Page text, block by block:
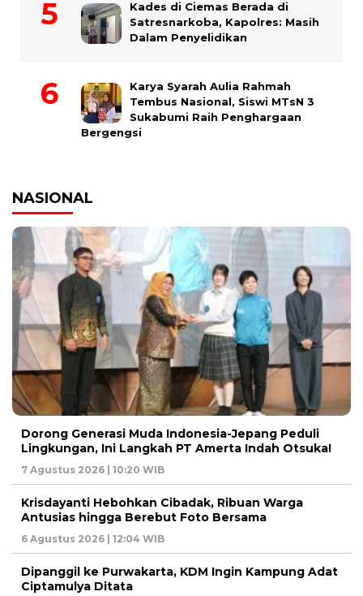
Kades di Ciemas Berada di
Satresnarkoba, Kapolres: Masih
Dalam Penyelidikan
Karya Syarah Aulia Rahmah
Tembus Nasional, Siswi MTsN 3
Sukabumi Raih Penghargaan
Bergengsi
NASIONAL
Dorong Generasi Muda Indonesia-Jepang Peduli
Lingkungan, Ini Langkah PT Amerta Indah Otsuka!
7 Agustus 2026 | 10:20 WIB
Krisdayanti Hebohkan Cibadak, Ribuan Warga
Antusias hingga Berebut Foto Bersama
6 Agustus 2026 | 12:04 WIB
Dipanggil ke Purwakarta, KDM Ingin Kampung Adat
Ciptamulya Ditata